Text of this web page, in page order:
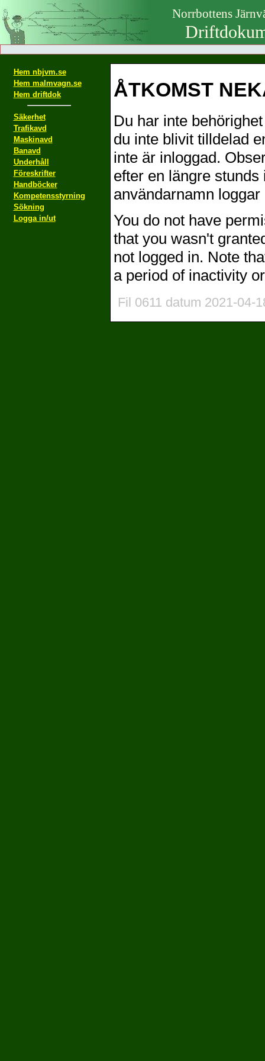
Norrbottens
Hem nbjvm.se
Hem malmvagn.se
Hem driftdok
Säkerhet
Trafikavd
Maskinavd
Banavd
Underhåll
Föreskrifter
Handböcker
Kompetensstyrning
Sökning
Logga in/ut
ÅTKOMST
Du har inte
du inte blivit tilldelad
inte är inloggad.
efter en längre
användarnamn
You do not have
that you wasn't
not logged in. Note
a period of inactivity
Fil 0611 datum 2021-04-